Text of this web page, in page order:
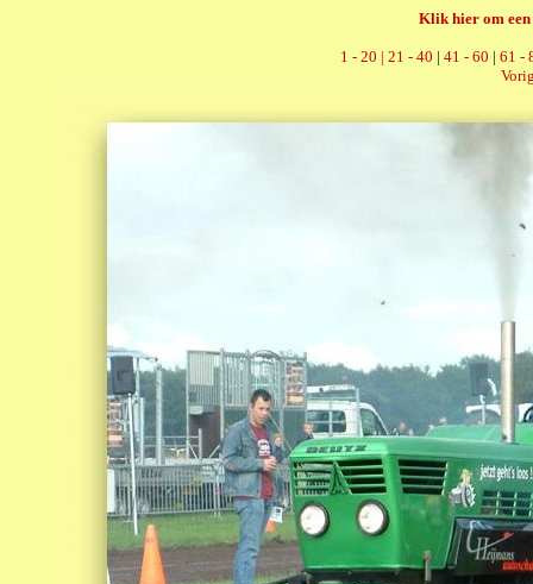
Klik hier om een
1 - 20 | 21 - 40 | 41 - 60 | 61 -